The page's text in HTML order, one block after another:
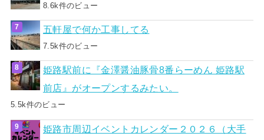
8.6k件のビュー
五軒屋で何か工事してる
7.5k件のビュー
姫路駅前に『金澤醤油豚骨8番らーめん 姫路駅
前店』がオープンするみたい。
5.5k件のビュー
姫路市周辺イベントカレンダー２０２６（大手